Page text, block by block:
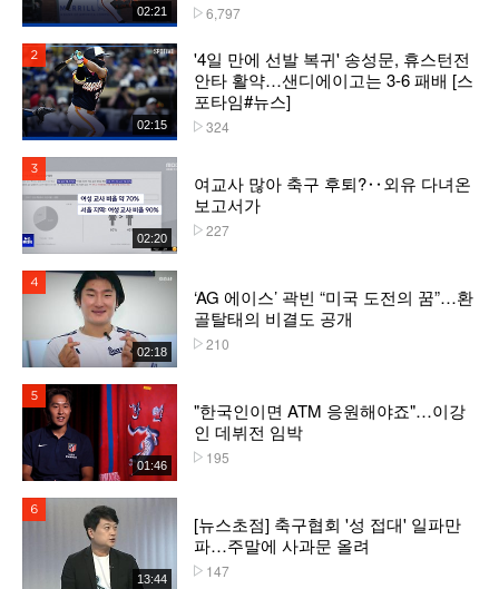
02:21 6,797
02:15
'4일 만에 선발 복귀' 송성문, 휴스턴전
안타 활약…샌디에이고는 3-6 패배 [스
포타임#뉴스]
324
02:20
여교사 많아 축구 후퇴?‥외유 다녀온
보고서가
227
02:18
‘AG 에이스’ 곽빈 “미국 도전의 꿈”…환
골탈태의 비결도 공개
210
01:46
"한국인이면 ATM 응원해야죠"…이강
인 데뷔전 임박
195
13:44
[뉴스초점] 축구협회 '성 접대' 일파만
파…주말에 사과문 올려
147